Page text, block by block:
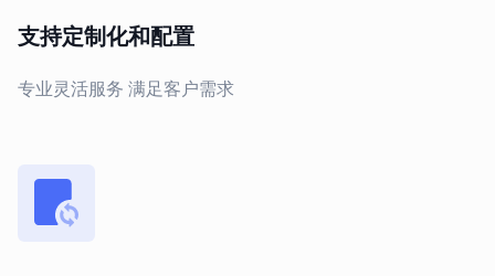
支持定制化和配置
专业灵活服务 满足客户需求